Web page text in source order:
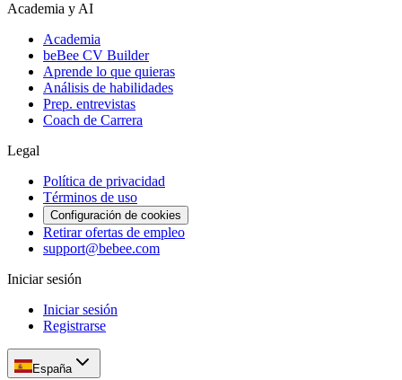
Academia y AI
Academia
beBee CV Builder
Aprende lo que quieras
Análisis de habilidades
Prep. entrevistas
Coach de Carrera
Legal
Política de privacidad
Términos de uso
Configuración de cookies
Retirar ofertas de empleo
support@bebee.com
Iniciar sesión
Iniciar sesión
Registrarse
España